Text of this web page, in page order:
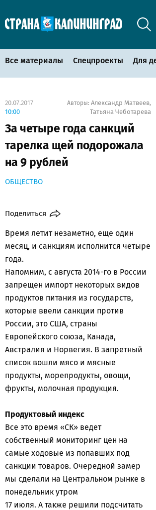
Все материалы Спецпроекты Для
20.07.2017
10:00
Авторы: Александр Матвеев,
Татьяна Чеботарева
За четыре года санкций
тарелка щей подорожала
на 9 рублей
ОБЩЕСТВО
Поделиться
Время летит незаметно, еще один
месяц, и санкциям исполнится четыре
года.
Напомним, с августа 2014-го в России
запрещен импорт некоторых видов
продуктов питания из государств,
которые ввели санкции против
России, это США, страны
Европейского союза, Канада,
Австралия и Норвегия. В запретный
список вошли мясо и мясные
продукты, морепродукты, овощи,
фрукты, молочная продукция.
Продуктовый индекс
Все это время «СК» ведет
собственный мониторинг цен на
самые ходовые из попавших под
санкции товаров. Очередной замер
мы сделали на Центральном рынке в
понедельник утром
17 июля. А также решили подсчитать